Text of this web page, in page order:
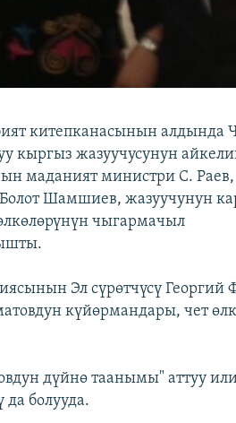
китепканасынын алдында
кыргыз жазуучусунун
маданият министри С. Раев,
Шамшиев, жазуучунун
чыгармачыл
Эл сүрөтчүсү Георгий
күйөрмандары, чет
дүйнө таанымы" аттуу
болууда.